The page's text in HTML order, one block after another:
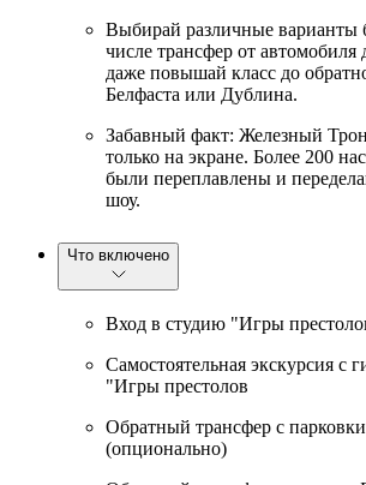
Выбирай различные варианты
числе трансфер от автомобиля
даже повышай класс до
Белфаста или Дублина.
Забавный факт: Железный
только на экране. Более 200
были переплавлены и
шоу.
Что включено
Вход в студию "Игры
Самостоятельная экскурсия с
"Игры престолов
Обратный трансфер с
(опционально)